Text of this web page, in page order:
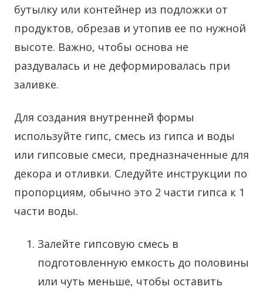
бутылку или контейнер из подложки от
продуктов, обрезав и утопив ее по нужной
высоте. Важно, чтобы основа не
раздувалась и не деформировалась при
заливке.
Для создания внутренней формы
используйте гипс, смесь из гипса и воды
или гипсовые смеси, предназначенные для
декора и отливки. Следуйте инструкции по
пропорциям, обычно это 2 части гипса к 1
части воды.
Залейте гипсовую смесь в
подготовленную емкость до половины
или чуть меньше, чтобы оставить